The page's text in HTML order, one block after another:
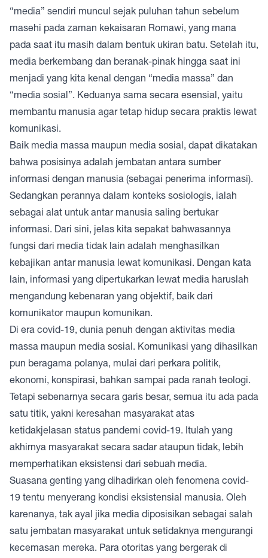
“media” sendiri muncul sejak puluhan tahun sebelum
masehi pada zaman kekaisaran Romawi, yang mana
pada saat itu masih dalam bentuk ukiran batu. Setelah itu,
media berkembang dan beranak-pinak hingga saat ini
menjadi yang kita kenal dengan “media massa” dan
“media sosial”. Keduanya sama secara esensial, yaitu
membantu manusia agar tetap hidup secara praktis lewat
komunikasi.
Baik media massa maupun media sosial, dapat dikatakan
bahwa posisinya adalah jembatan antara sumber
informasi dengan manusia (sebagai penerima informasi).
Sedangkan perannya dalam konteks sosiologis, ialah
sebagai alat untuk antar manusia saling bertukar
informasi. Dari sini, jelas kita sepakat bahwasannya
fungsi dari media tidak lain adalah menghasilkan
kebajikan antar manusia lewat komunikasi. Dengan kata
lain, informasi yang dipertukarkan lewat media haruslah
mengandung kebenaran yang objektif, baik dari
komunikator maupun komunikan.
Di era covid-19, dunia penuh dengan aktivitas media
massa maupun media sosial. Komunikasi yang dihasilkan
pun beragama polanya, mulai dari perkara politik,
ekonomi, konspirasi, bahkan sampai pada ranah teologi.
Tetapi sebenarnya secara garis besar, semua itu ada pada
satu titik, yakni keresahan masyarakat atas
ketidakjelasan status pandemi covid-19. Itulah yang
akhirnya masyarakat secara sadar ataupun tidak, lebih
memperhatikan eksistensi dari sebuah media.
Suasana genting yang dihadirkan oleh fenomena covid-
19 tentu menyerang kondisi eksistensial manusia. Oleh
karenanya, tak ayal jika media diposisikan sebagai salah
satu jembatan masyarakat untuk setidaknya mengurangi
kecemasan mereka. Para otoritas yang bergerak di